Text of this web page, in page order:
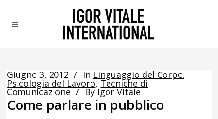
Giugno 3, 2012 In Linguaggio del Corpo,
Psicologia del Lavoro, Tecniche di
Comunicazione By Igor Vitale
Come parlare in pubblico